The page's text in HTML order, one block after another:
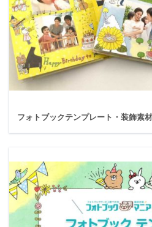
フォトブックテンプレート・装飾素